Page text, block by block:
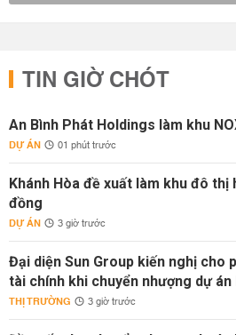
TIN GIỜ CHÓT
An Bình Phát Holdings làm khu
DỰ ÁN 01 phút trước
Khánh Hòa đề xuất làm khu đô thị
đồng
DỰ ÁN 3 giờ trước
Đại diện Sun Group kiến nghị cho
tài chính khi chuyển nhượng dự án
THỊ TRƯỜNG 3 giờ trước